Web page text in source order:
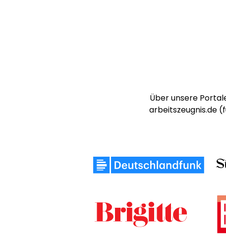
Über unsere
arbeitszeugnis.de